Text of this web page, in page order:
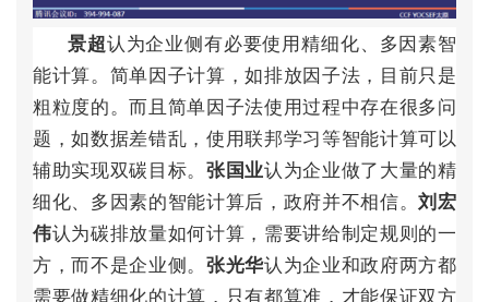
景超认为企业侧有必要使用精细化、 多因素智
能计算。 简单因子计算 ，如排放因子法 ， 目前只是
粗粒度的。而且 简单因子法使用过程中存在很多问
题 ，如数据差错乱 ，使用联邦学习等智能计算可以
辅助实现双碳目标。张国业认为企业做了大量的精
细化、 多因素的智能计算后 ， 政府并不相信。刘宏
伟认为碳排放量如何计算 ， 需要讲给制定规则的一
方 ，而不是企业侧。张光华认为企业和政府两方都
需要做精细化的计算 ， 只有都算准 ， 才能保证双方